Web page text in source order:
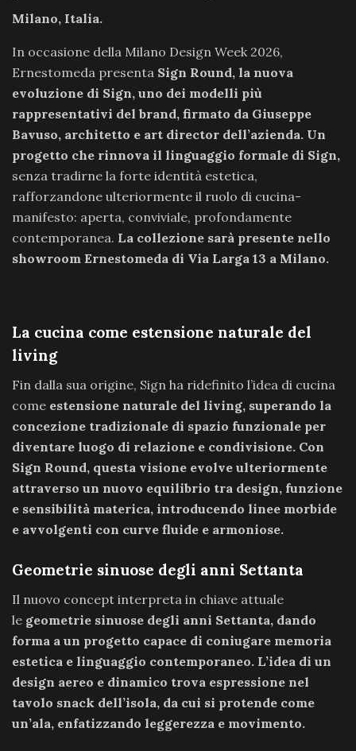
Milano, Italia.
In occasione della Milano Design Week 2026,
Ernestomeda presenta Sign Round, la nuova
evoluzione di Sign, uno dei modelli più
rappresentativi del brand, firmato da Giuseppe
Bavuso, architetto e art director dell’azienda. Un
progetto che rinnova il linguaggio formale di Sign,
senza tradirne la forte identità estetica,
rafforzandone ulteriormente il ruolo di cucina-
manifesto: aperta, conviviale, profondamente
contemporanea. La collezione sarà presente nello
showroom Ernestomeda di Via Larga 13 a Milano.
La cucina come estensione naturale del
living
Fin dalla sua origine, Sign ha ridefinito l’idea di cucina
come estensione naturale del living, superando la
concezione tradizionale di spazio funzionale per
diventare luogo di relazione e condivisione. Con
Sign Round, questa visione evolve ulteriormente
attraverso un nuovo equilibrio tra design, funzione
e sensibilità materica, introducendo linee morbide
e avvolgenti con curve fluide e armoniose.
Geometrie sinuose degli anni Settanta
Il nuovo concept interpreta in chiave attuale
le geometrie sinuose degli anni Settanta, dando
forma a un progetto capace di coniugare memoria
estetica e linguaggio contemporaneo. L’idea di un
design aereo e dinamico trova espressione nel
tavolo snack dell’isola, da cui si protende come
un’ala, enfatizzando leggerezza e movimento.